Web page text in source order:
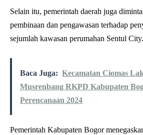
Selain itu, pemerintah daerah juga
pembinaan dan pengawasan terhadap
sejumlah kawasan perumahan Sentul City.
Baca Juga: Kecamatan Ciomas
Musrenbang RKPD Kabupaten
Perencanaan 2024
Pemerintah Kabupaten Bogor